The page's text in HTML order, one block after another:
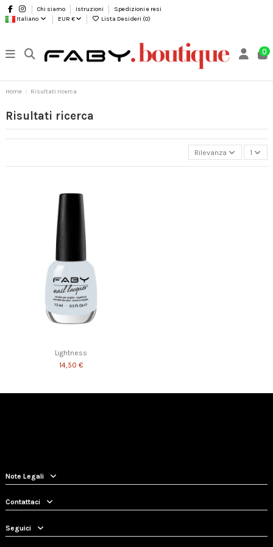
Chi siamo Istruzioni
Spedizioni e resi
Italiano
EUR € Lista Desideri (0)
0
Home Risultati ricerca
Risultati ricerca
Rilevanza 1
Lightness
14,50 €
Note Legali
Contattaci
Seguici